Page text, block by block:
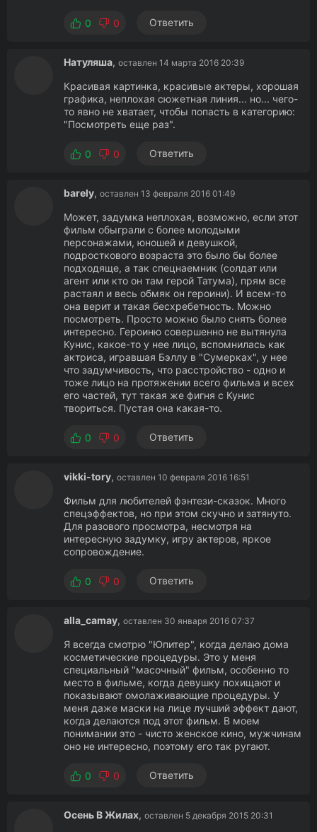
0 0 Ответить
Натуляша, оставлен 14 марта 2016 20:39
Красивая картинка, красивые актеры, хорошая
графика, неплохая сюжетная линия... но... чего-
то явно не хватает, чтобы попасть в категорию:
"Посмотреть еще раз".
0 0 Ответить
barely, оставлен 13 февраля 2016 01:49
Может, задумка неплохая, возможно, если этот
фильм обыграли с более молодыми
персонажами, юношей и девушкой,
подросткового возраста это было бы более
подходяще, а так спецнаемник (солдат или
агент или кто он там герой Татума), прям все
растаял и весь обмяк он героини). И всем-то
она верит и такая бесхребетность. Можно
посмотреть. Просто можно было снять более
интересно. Героиню совершенно не вытянула
Кунис, какое-то у нее лицо, вспомнилась как
актриса, игравшая Бэллу в "Сумерках", у нее
что задумчивость, что расстройство - одно и
тоже лицо на протяжении всего фильма и всех
его частей, тут такая же фигня с Кунис
твориться. Пустая она какая-то.
0 0 Ответить
vikki-tory, оставлен 10 февраля 2016 16:51
Фильм для любителей фэнтези-сказок. Много
спецэффектов, но при этом скучно и затянуто.
Для разового просмотра, несмотря на
интересную задумку, игру актеров, яркое
сопровождение.
0 0 Ответить
alla_camay, оставлен 30 января 2016 07:37
Я всегда смотрю "Юпитер", когда делаю дома
косметические процедуры. Это у меня
специальный "масочный" фильм, особенно то
место в фильме, когда девушку похищают и
показывают омолаживающие процедуры. У
меня даже маски на лице лучший эффект дают,
когда делаются под этот фильм. В моем
понимании это - чисто женское кино, мужчинам
оно не интересно, поэтому его так ругают.
0 0 Ответить
Осень В Жилах, оставлен 5 декабря 2015 20:31